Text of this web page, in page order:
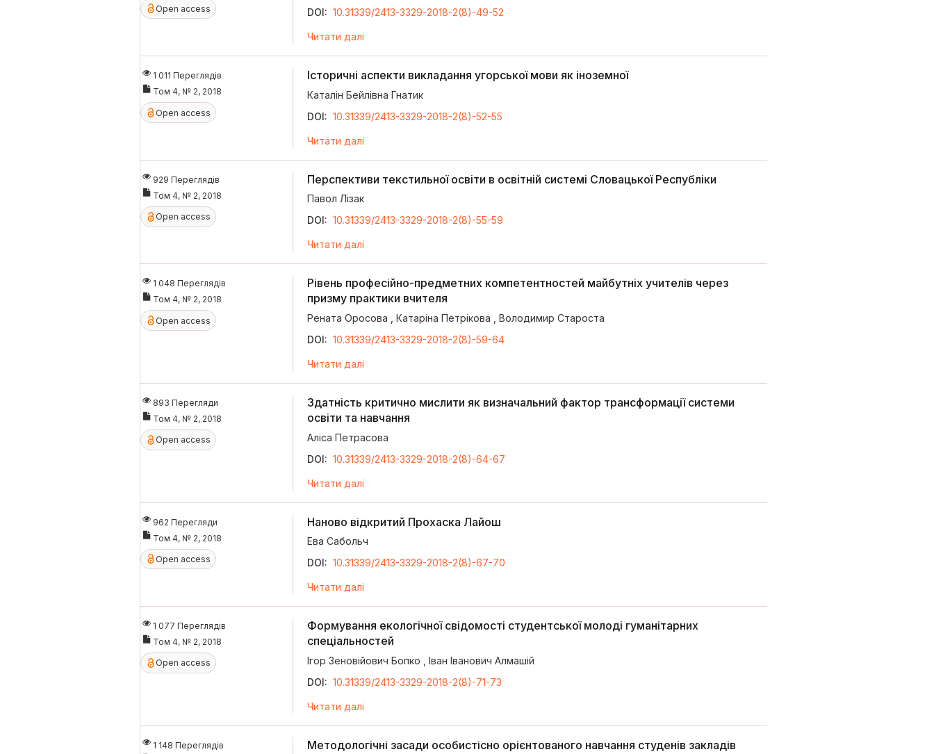
Open access
DOI: 10.31339/2413-3329-2018-2(8)-49-52
Читати далі
1 011 Переглядів
Том 4, № 2, 2018
Open access
Історичні аспекти викладання угорської мови як іноземної
Каталін Бейлівна Гнатик
DOI: 10.31339/2413-3329-2018-2(8)-52-55
Читати далі
929 Переглядів
Том 4, № 2, 2018
Open access
Перспективи текстильної освіти в освітній системі Словацької Республіки
Павол Лізак
DOI: 10.31339/2413-3329-2018-2(8)-55-59
Читати далі
1 048 Переглядів
Том 4, № 2, 2018
Open access
Рівень професійно-предметних компетентностей майбутніх учителів через
призму практики вчителя
Рената Оросова Катаріна Петрікова
Володимир Староста
DOI: 10.31339/2413-3329-2018-2(8)-59-64
Читати далі
893 Перегляди
Том 4, № 2, 2018
Open access
Здатність критично мислити як визначальний фактор трансформації системи
освіти та навчання
Аліса Петрасова
DOI: 10.31339/2413-3329-2018-2(8)-64-67
Читати далі
962 Перегляди
Том 4, № 2, 2018
Open access
Наново відкритий Прохаска Лайош
Ева Сабольч
DOI: 10.31339/2413-3329-2018-2(8)-67-70
Читати далі
1 077 Переглядів
Том 4, № 2, 2018
Open access
Формування екологічної свідомості студентської молоді гуманітарних
спеціальностей
Ігор Зеновійович Бопко
Іван Іванович Алмашій
DOI: 10.31339/2413-3329-2018-2(8)-71-73
Читати далі
1 148 Переглядів
Методологічні засади особистісно орієнтованого навчання студенів закладів